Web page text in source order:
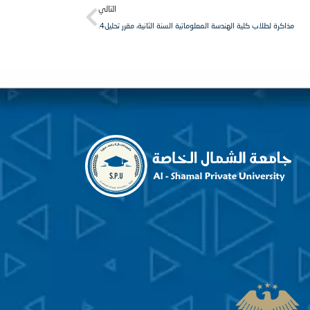
التالي
مذاكرة لطلاب كلية الهندسة المعلوماتية السنة الثانية، مقرر تحليل4.
Next